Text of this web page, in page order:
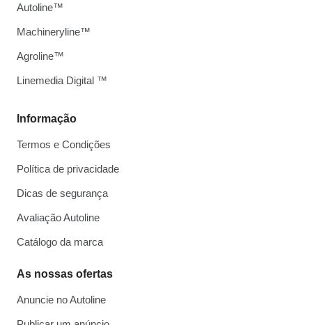
Informação
Termos e Condições
Política de privacidade
Dicas de segurança
Avaliação Autoline
Catálogo da marca
As nossas ofertas
Anuncie no Autoline
Autoline™
Machineryline™
Agroline™
Linemedia Digital ™